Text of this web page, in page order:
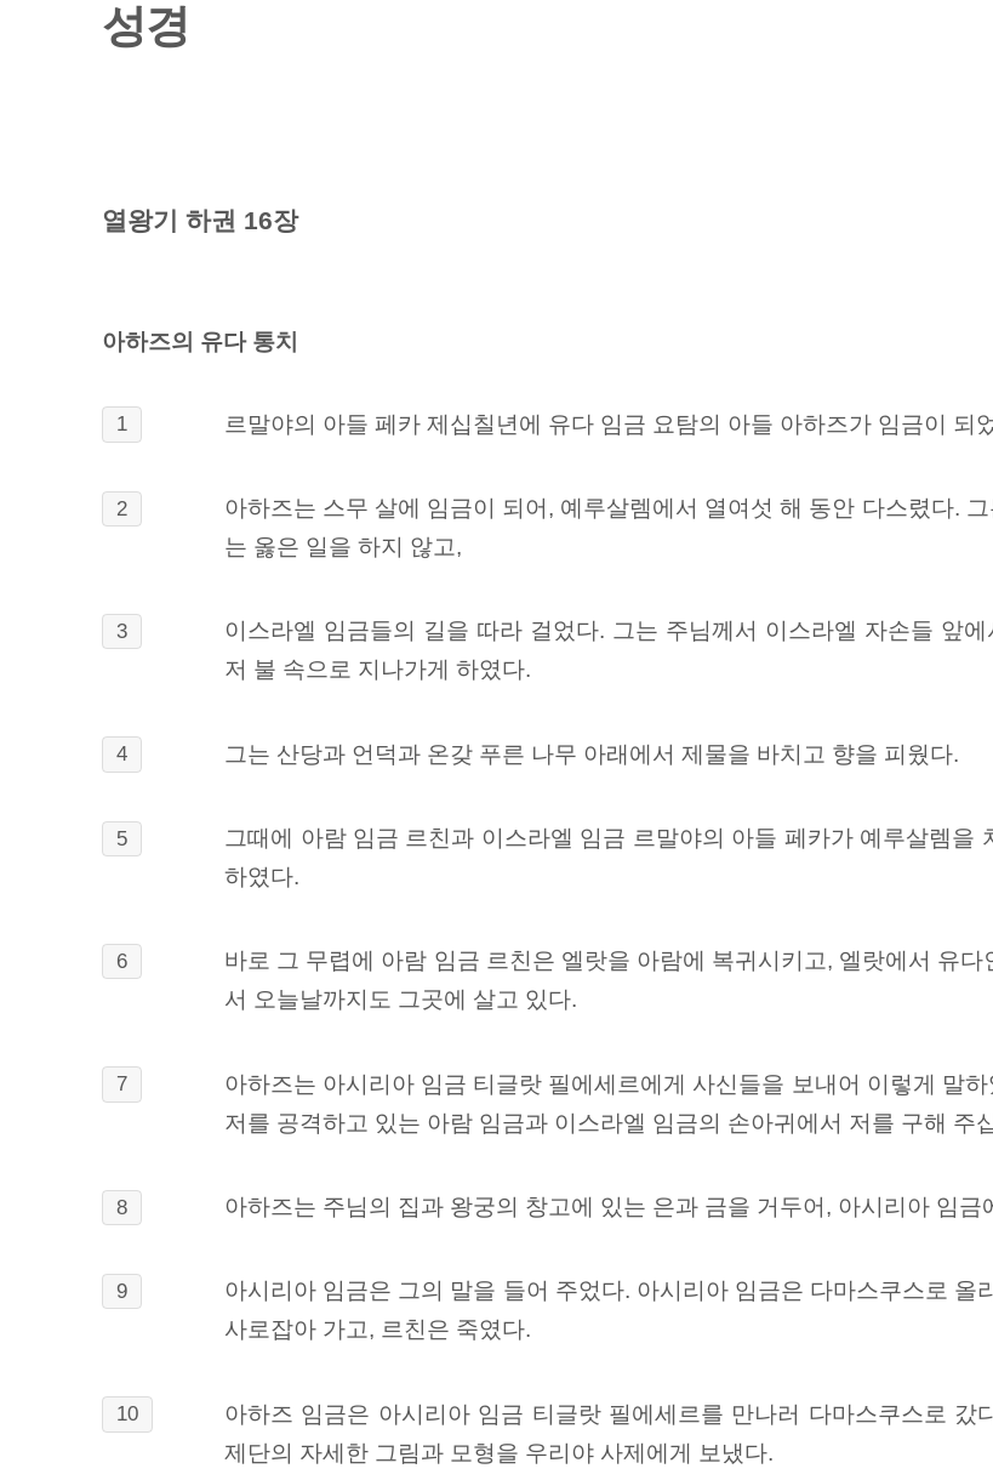
성경
열왕기 하권 16장
아하즈의 유다 통치
1 르말야의 아들 페카 제십칠년에 유다 임금 요탐의 아들 아하즈가 임금이 되
2 아하즈는 스무 살에 임금이 되어, 예루살렘에서 열여섯 해 동안 다스렸다.
는 옳은 일을 하지 않고,
3 이스라엘 임금들의 길을 따라 걸었다. 그는 주님께서 이스라엘 자손들 앞
저 불 속으로 지나가게 하였다.
4 그는 산당과 언덕과 온갖 푸른 나무 아래에서 제물을 바치고 향을 피웠다.
5
그때에 아람 임금 르친과 이스라엘 임금 르말야의 아들 페카가 예루살렘
하였다.
6 바로 그 무렵에 아람 임금 르친은 엘랏을 아람에 복귀시키고, 엘랏에서 유다
서 오늘날까지도 그곳에 살고 있다.
7 아하즈는 아시리아 임금 티글랏 필에세르에게 사신들을 보내어 이렇게 말
저를 공격하고 있는 아람 임금과 이스라엘 임금의 손아귀에서 저를 구해 주
8 아하즈는 주님의 집과 왕궁의 창고에 있는 은과 금을 거두어, 아시리아 임금
9
아시리아 임금은 그의 말을 들어 주었다. 아시리아 임금은 다마스쿠스로
사로잡아 가고, 르친은 죽였다.
10
아하즈 임금은 아시리아 임금 티글랏 필에세르를 만나러 다마스쿠스로
제단의 자세한 그림과 모형을 우리야 사제에게 보냈다.